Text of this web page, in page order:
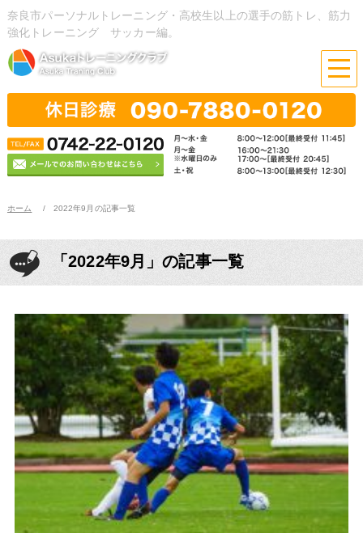
奈良市パーソナルトレーニング・高校生以上の選手の筋トレ、筋力
強化トレーニング サッカー編。
ホーム 2022年9月の記事一覧
「2022年9月」の記事一覧